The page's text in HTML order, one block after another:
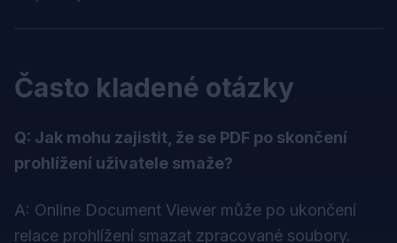
Často kladené otázky
Q: Jak mohu zajistit, že se PDF po skončení
prohlížení uživatele smaže?
A: Online Document Viewer může po ukončení
relace prohlížení smazat zpracované soubory.